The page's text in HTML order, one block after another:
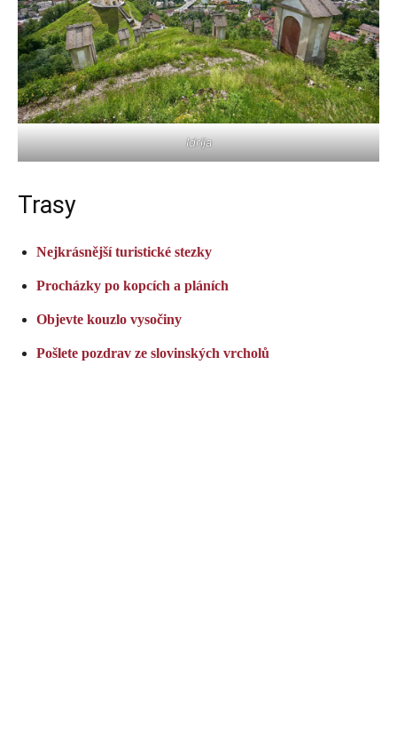
Idrija
Trasy
Nejkrásnější turistické stezky
Procházky po kopcích a pláních
Objevte kouzlo vysočiny
Pošlete pozdrav ze slovinských vrcholů